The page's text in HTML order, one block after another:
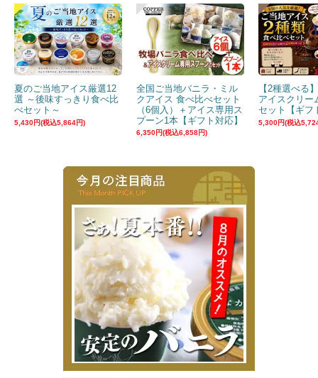
夏のご当地アイス厳選12
選 ～後味すっきり食べ比
べセット～
5,430円(税込5,864円)
全国ご当地バニラ・ミル
クアイス 食べ比べセット
（6個入）＋アイス専用ス
プーン1本【ギフト対応】
6,350円(税込6,858円)
【2種選べる
アイスクリー
セット【ギフ
5,300円(税込